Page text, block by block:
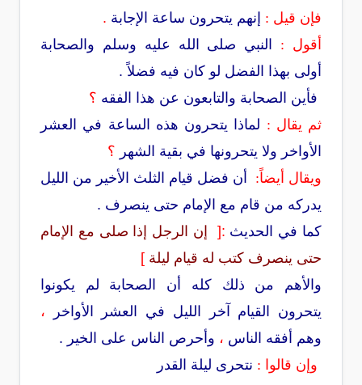
فإن قيل : إنهم يتحرون ساعة الإجابة .
أقول : النبي صلى الله عليه وسلم والصحابة
أولى بهذا الفضل لو كان فيه فضلاً .
فأين الصحابة والتابعون عن هذا الفقه ؟
ثم يقال : لماذا يتحرون هذه الساعة في العشر
الأواخر ولا يتحرونها في بقية الشهر ؟
ويقال أيضاً: أن فضل قيام الثلث الأخير من الليل
يدركه من قام مع الإمام حتى ينصرف .
كما في الحديث :[
إن الرجل إذا صلى مع الإمام
حتى ينصرف كتب له قيام ليلة ]
والأهم من ذلك كله أن الصحابة لم يكونوا
يتحرون القيام آخر الليل في العشر الأواخر ،
وهم أفقه الناس ، وأحرص الناس على الخير .
وإن قالوا : نتحرى ليلة القدر